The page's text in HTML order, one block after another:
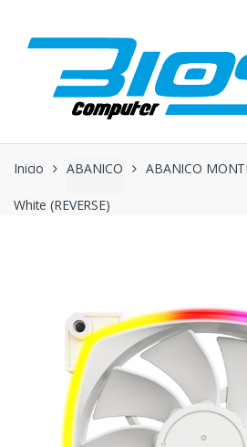
navigation
content
Inicio ABANICO ABANICO
White (REVERSE)